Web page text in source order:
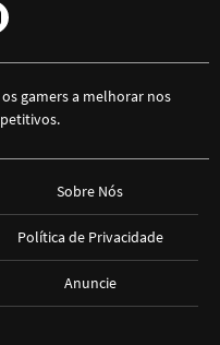
gamers a melhorar nos
Sobre Nós
Política de Privacidade
Anuncie